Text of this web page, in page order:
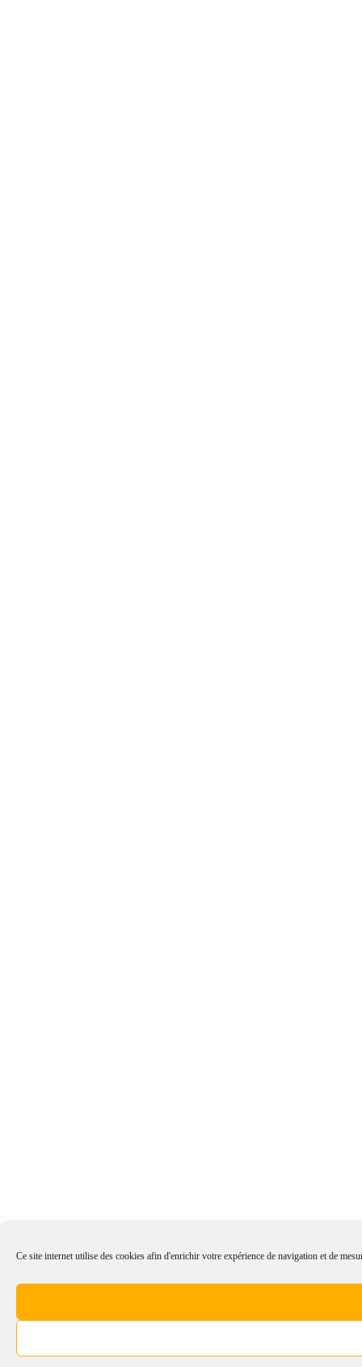
Ce site internet utilise des cookies afin d'enrichir votre expérience de navigation et de